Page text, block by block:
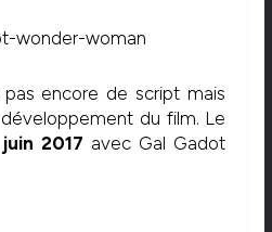
pas encore de script mais
du film. Le
juin 2017 avec Gal Gadot